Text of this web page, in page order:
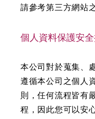
請參考第三方網站
個人資料保護安
本公司對於蒐集、
遵循本公司之個人
則，任何流程皆有
程，因此您可以安